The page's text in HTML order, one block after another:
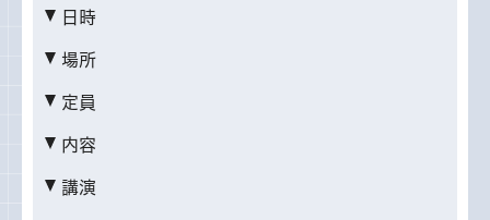
日時
場所
定員
内容
講演